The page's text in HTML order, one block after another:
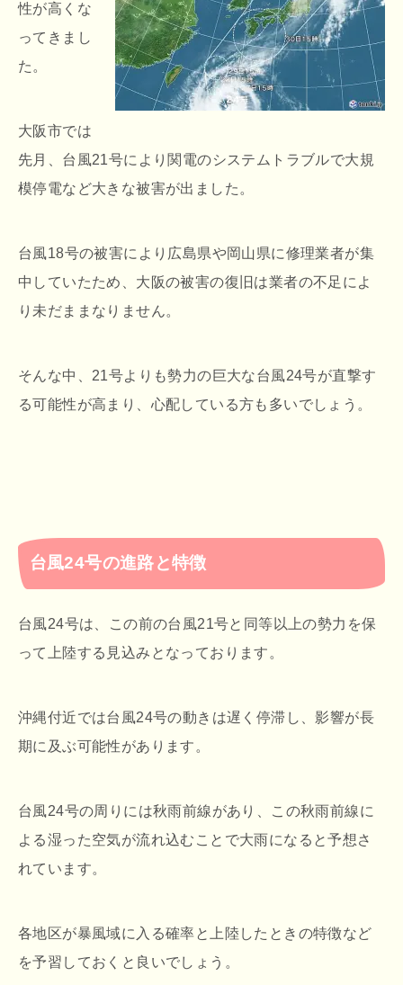
性が高くな
ってきまし
た。
大阪市では
先月、台風21号により関電のシステムトラブルで大規
模停電など大きな被害が出ました。
台風18号の被害により広島県や岡山県に修理業者が集
中していたため、大阪の被害の復旧は業者の不足によ
り未だままなりません。
そんな中、21号よりも勢力の巨大な台風24号が直撃す
る可能性が高まり、心配している方も多いでしょう。
台風24号の進路と特徴
台風24号は、この前の台風21号と同等以上の勢力を保
って上陸する見込みとなっております。
沖縄付近では台風24号の動きは遅く停滞し、影響が長
期に及ぶ可能性があります。
台風24号の周りには秋雨前線があり、この秋雨前線に
よる湿った空気が流れ込むことで大雨になると予想さ
れています。
各地区が暴風域に入る確率と上陸したときの特徴など
を予習しておくと良いでしょう。